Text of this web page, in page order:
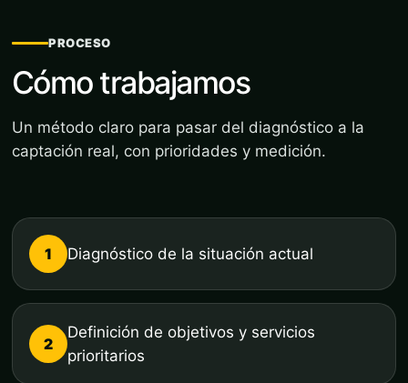
PROCESO
Cómo trabajamos
Un método claro para pasar del diagnóstico a la
captación real, con prioridades y medición.
1 Diagnóstico de la situación actual
2
Definición de objetivos y servicios
prioritarios